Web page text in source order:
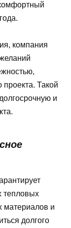
компания
проекта. Такой
и
тепловых
материалов и
долгого